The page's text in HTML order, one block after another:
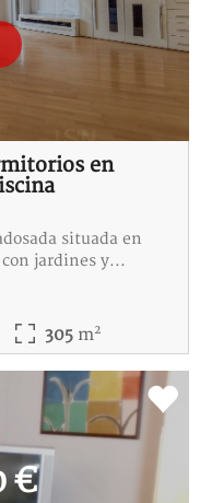
en
situada en
jardines y...
305 m2
€